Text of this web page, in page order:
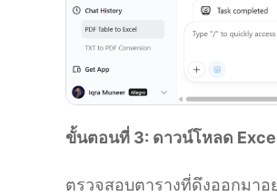
ขั้นตอนที่ 3: ดาวน์โหลด
ตรวจสอบตารางที่ดึงออกมาอ